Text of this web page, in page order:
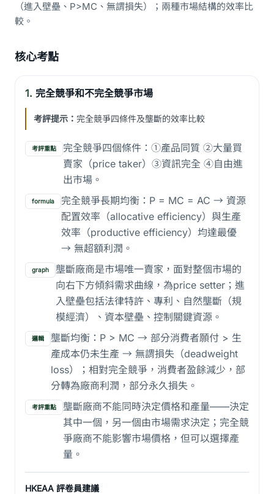
（進入壁壘、P>MC、無謂損失）；兩種市場結構的效率比
較。
核心考點
1. 完全競爭和不完全競爭市場
考評提示： 完全競爭四條件及壟斷的效率比較
考評重點
完全競爭四個條件：①產品同質 ②大量買
賣家（price taker）③資訊完全 ④自由進
出市場。
formula
完全競爭長期均衡：P = MC = AC → 資源
配置效率（allocative efficiency）與生產
效率（productive efficiency）均達最優
→ 無超額利潤。
graph
壟斷廠商是市場唯一賣家，面對整個市場的
向右下方傾斜需求曲線，為price setter；進
入壁壘包括法律特許、專利、自然壟斷（規
模經濟）、資本壁壘、控制關鍵資源。
邏輯
壟斷均衡：P > MC → 部分消費者願付 > 生
產成本仍未生產 → 無謂損失（deadweight
loss）；相對完全競爭，消費者盈餘減少，部
分轉為廠商利潤，部分永久損失。
考評重點
壟斷廠商不能同時決定價格和產量——決定
其中一個，另一個由市場需求決定；完全競
爭廠商不能影響市場價格，但可以選擇產
量。
HKEAA 評卷員建議